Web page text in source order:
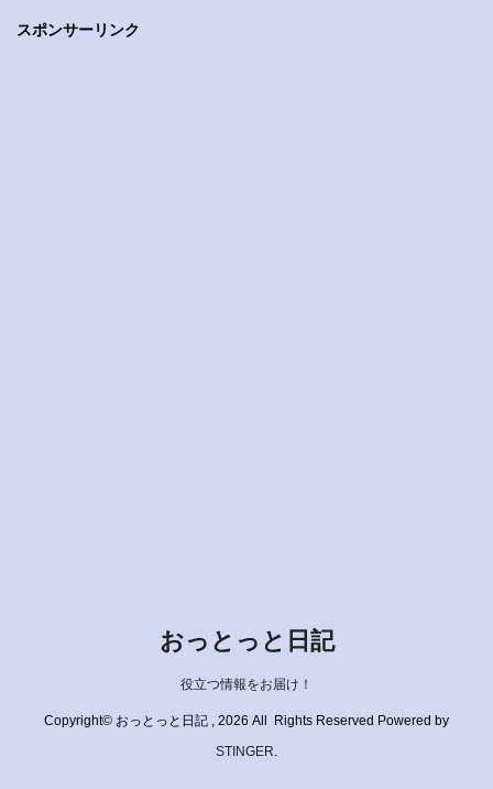
スポンサーリンク
おっとっと日記
役立つ情報をお届け！
Copyright© おっとっと日記 , 2026 All Rights Reserved Powered by
STINGER